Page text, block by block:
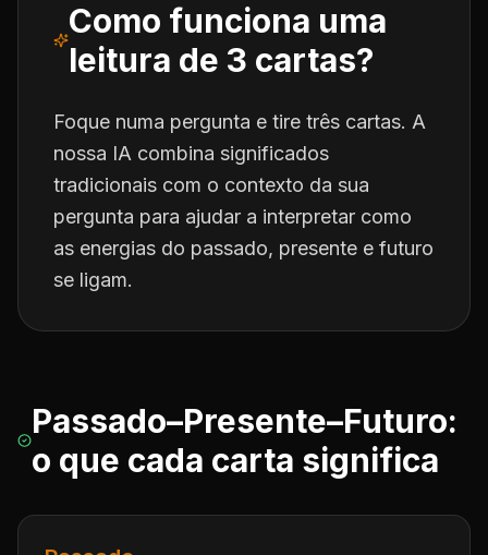
Como funciona uma
leitura de 3 cartas?
Foque numa pergunta e tire três cartas. A
nossa IA combina significados
tradicionais com o contexto da sua
pergunta para ajudar a interpretar como
as energias do passado, presente e futuro
se ligam.
Passado–Presente–Futuro:
o que cada carta significa